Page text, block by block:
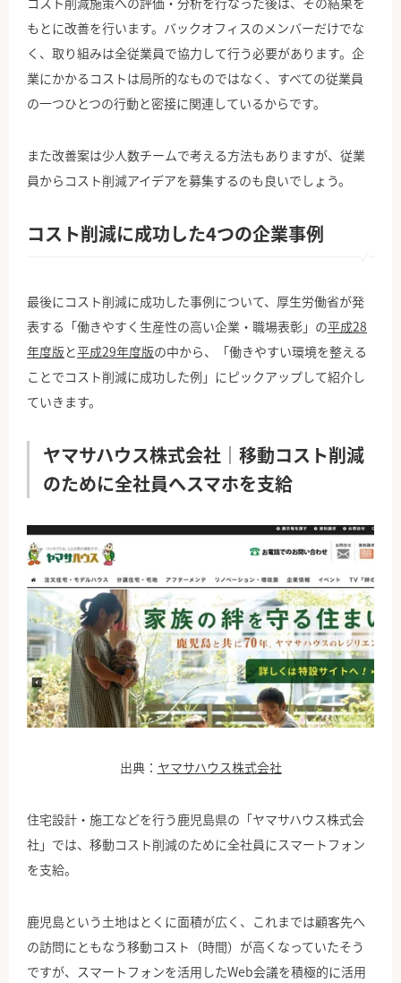
もとに改善を行います。バックオフィスのメンバーだけでな
く、取り組みは全従業員で協力して行う必要があります。企
業にかかるコストは局所的なものではなく、すべての従業員
の一つひとつの行動と密接に関連しているからです。
また改善案は少人数チームで考える方法もありますが、従業
員からコスト削減アイデアを募集するのも良いでしょう。
コスト削減に成功した4つの企業事例
最後にコスト削減に成功した事例について、厚生労働省が発
表する「働きやすく生産性の高い企業・職場表彰」の平成28
年度版 と平成29年度版の中から、「働きやすい環境を整える
ことでコスト削減に成功した例」にピックアップして紹介し
ていきます。
ヤマサハウス株式会社｜移動コスト削減
のために全社員へスマホを支給
出典： ヤマサハウス株式会社
住宅設計・施工などを行う鹿児島県の「ヤマサハウス株式会
社」では、移動コスト削減のために全社員にスマートフォン
を支給。
鹿児島という土地はとくに面積が広く、これまでは顧客先へ
の訪問にともなう移動コスト（時間）が高くなっていたそう
ですが、スマートフォンを活用したWeb会議を積極的に活用